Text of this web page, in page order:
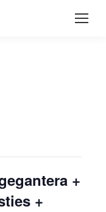
+
+